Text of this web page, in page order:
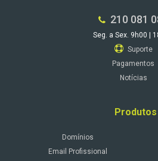
210 081
Seg. a Sex. 9h00 |
Suporte
Pagamentos
Notícias
Produtos
Domínios
Email Profissional